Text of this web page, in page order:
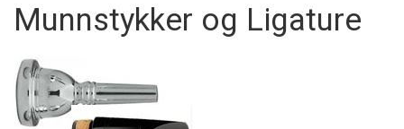
innhold
Munnstykker og Ligature